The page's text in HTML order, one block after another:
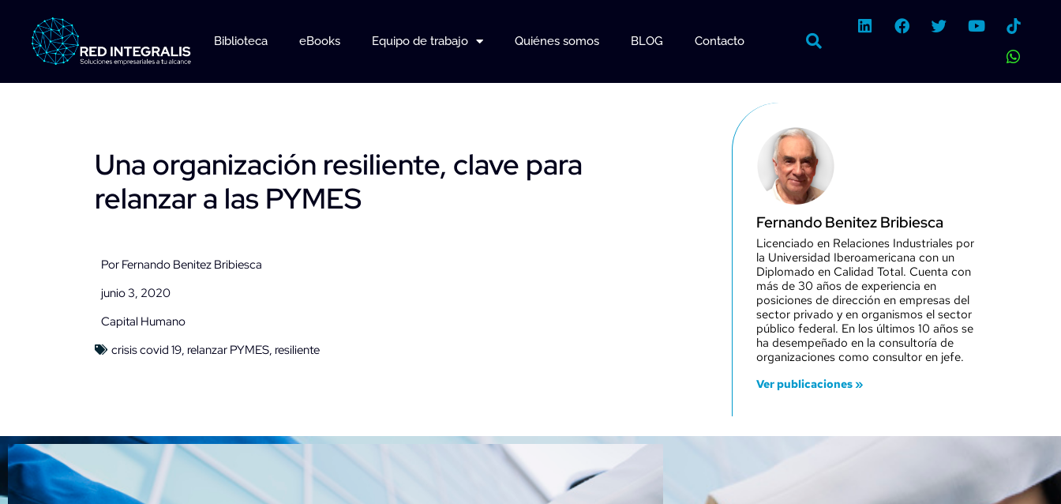
contenido
Biblioteca eBooks Equipo de trabajo Quiénes somos BLOG Contacto
L
i
F
a
T
w
Y
o
W
h
a
t
Una organización resiliente, clave para
relanzar a las PYMES
Por Fernando Benitez Bribiesca
junio 3, 2020
Capital Humano
crisis covid 19, relanzar PYMES, resiliente
Fernando Benitez Bribiesca
Licenciado en Relaciones Industriales por
la Universidad Iberoamericana con un
Diplomado en Calidad Total. Cuenta con
más de 30 años de experiencia en
posiciones de dirección en empresas del
sector privado y en organismos el sector
público federal. En los últimos 10 años se
ha desempeñado en la consultoría de
organizaciones como consultor en jefe.
Ver publicaciones »